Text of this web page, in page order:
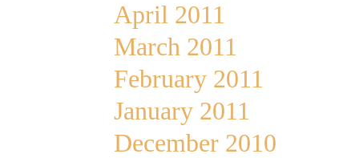
April 2011
March 2011
February 2011
January 2011
December 2010